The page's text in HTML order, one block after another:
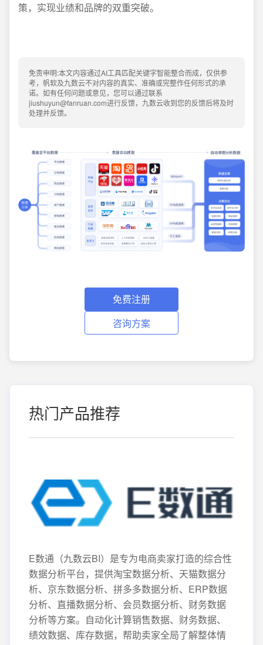
策，实现业绩和品牌的双重突破。
免责申明:本文内容通过AI工具匹配关键字智能整合而成，仅供参
考，帆软及九数云不对内容的真实、准确或完整作任何形式的承
诺。如有任何问题或意见，您可以通过联系
jiushuyun@fanruan.com进行反馈，九数云收到您的反馈后将及时
处理并反馈。
免费注册
咨询方案
热门产品推荐
E数通（九数云BI）是专为电商卖家打造的综合性
数据分析平台，提供淘宝数据分析、天猫数据分
析、京东数据分析、拼多多数据分析、ERP数据
分析、直播数据分析、会员数据分析、财务数据
分析等方案。自动化计算销售数据、财务数据、
绩效数据、库存数据，帮助卖家全局了解整体情